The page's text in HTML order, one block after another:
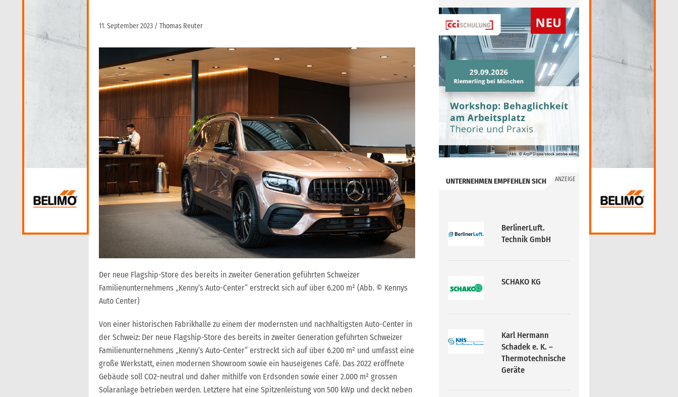
11. September 2023 Thomas Reuter
Der neue Flagship-Store des bereits in zweiter Generation geführten Schweizer
Familienunternehmens „Kenny’s Auto-Center“ erstreckt sich auf über 6.200 m² (Abb. © Kennys
Auto Center)
Von einer historischen Fabrikhalle zu einem der modernsten und nachhaltigsten Auto-Center in
der Schweiz: Der neue Flagship-Store des bereits in zweiter Generation geführten Schweizer
Familienunternehmens „Kenny’s Auto-Center“ erstreckt sich auf über 6.200 m² und umfasst eine
große Werkstatt, einen modernen Showroom sowie ein hauseigenes Café. Das 2022 eröffnete
Gebäude soll CO2-neutral und daher mithilfe von Erdsonden sowie einer 2.000 m² grossen
Solaranlage betrieben werden. Letztere hat eine Spitzenleistung von 500 kWp und deckt neben
UNTERNEHMEN EMPFEHLEN SICH ANZEIGE
SCHAKO KG
Karl Hermann
Camfil GmbH